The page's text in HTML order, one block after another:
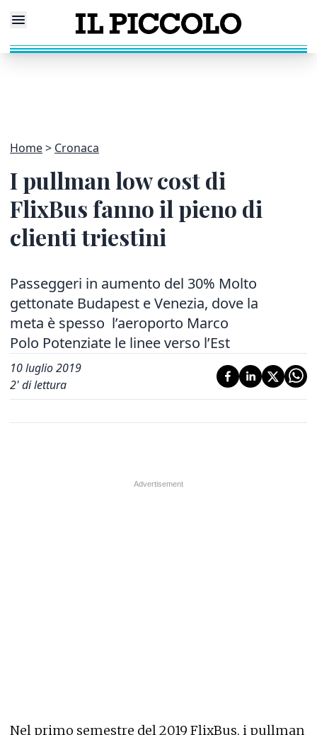
Home Cronaca
I pullman low cost di
FlixBus fanno il pieno di
clienti triestini
Passeggeri in aumento del 30% Molto
gettonate Budapest e Venezia, dove la
meta è spesso l’aeroporto Marco
Polo Potenziate le linee verso l’Est
10 luglio 2019
2' di lettura
Nel primo semestre del 2019 FlixBus, i pullman